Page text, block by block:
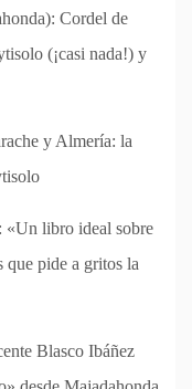
Cordel de
(¡casi nada!) y
y Almería: la
«Un libro ideal sobre
que pide a gritos la
Blasco Ibáñez